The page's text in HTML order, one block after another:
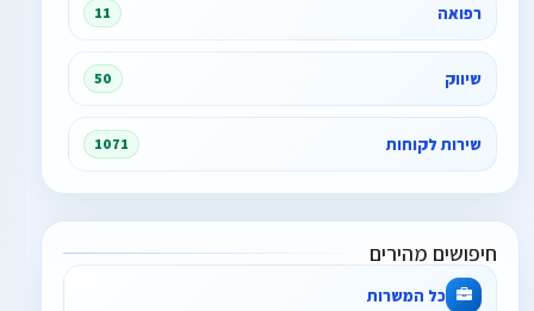
רפואה 11
שיווק 50
שירות לקוחות 1071
חיפושים מהירים
כל המשרות